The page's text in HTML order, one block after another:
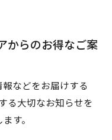
からのお得なご案
などをお届けする
る大切なお知らせを
す。